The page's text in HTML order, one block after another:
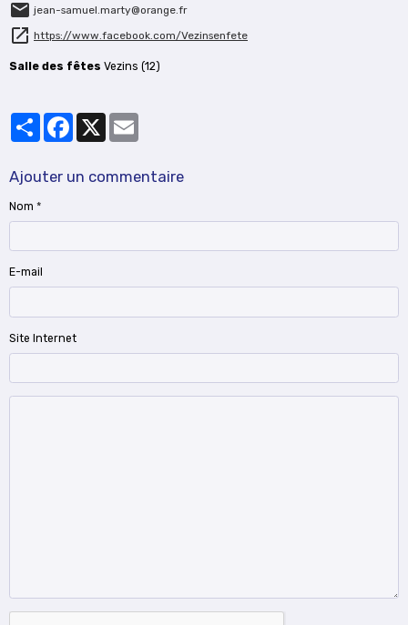
jean-samuel.marty@orange.fr
https://www.facebook.com/Vezinsenfete
Salle des fêtes Vezins (12)
PartagerFacebook
X
Ajouter un commentaire
Nom
E-mail
Site Internet